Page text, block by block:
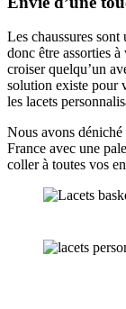
Les chaussures sont
donc être assorties
croiser quelqu’un
solution existe pour
les lacets
Nous avons déniché
France avec une
coller à toutes vos